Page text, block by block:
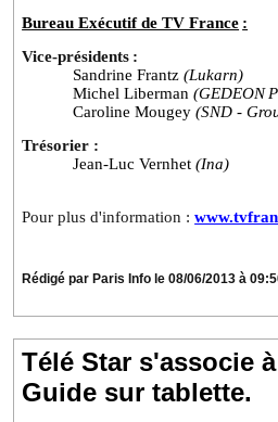
Bureau Exécutif de TV France :
Vice-présidents :
Sandrine Frantz (Lukarn)
Michel Liberman (GEDEON
CarolineMougey (SND -G
Trésorier :
Jean-LucVernhet (Ina)
Pour plus d'information :
Rédigé par Paris Info le 08/06/2013 à
Télé Star s'associe
Guide sur tablette.